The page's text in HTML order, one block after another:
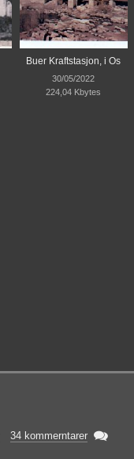
Buer Kraftstasjon, i Os
30/05/2022
224,04 Kbytes
34 kommerntarer 